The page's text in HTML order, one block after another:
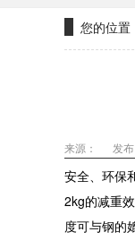
您的位置
来源： 发
安全、环保
2kg的减重
度可与钢的